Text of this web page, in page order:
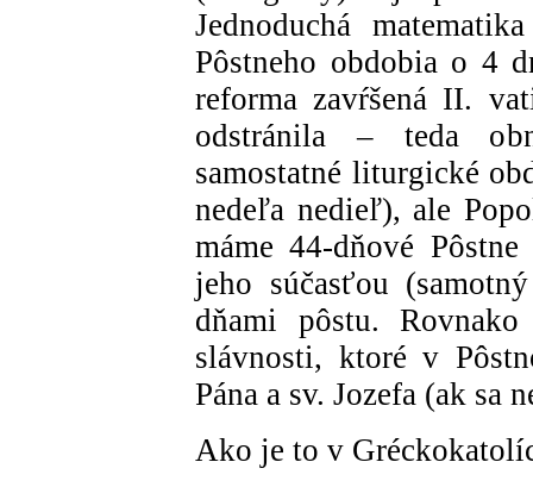
Jednoduchá
Pôstneho obdobia o 4
reforma zavŕšená II.
odstránila – teda
samostatné liturgické
nedeľa nedieľ), ale
máme 44-dňové
jeho súčasťou
dňami pôstu.
slávnosti, ktoré v
Pána a sv. Jozefa (ak sa
Ako je to v